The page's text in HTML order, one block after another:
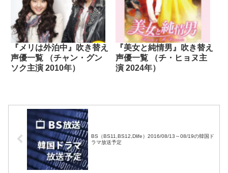
『メリは外泊中』吹き替え
声優一覧 （チャン・グン
ソク主演 2010年）
『美女と純情男』吹き替え
声優一覧 （チ・ヒョヌ主
演 2024年）
BS（BS11,BS12,Dlife）2016/08/13～08/19の韓国ド
ラマ放送予定